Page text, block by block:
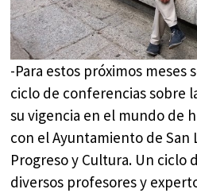
-Para estos próximos meses
ciclo de conferencias sobre
su vigencia en el mundo de
con el Ayuntamiento de San
Progreso y Cultura. Un ciclo
diversos profesores y